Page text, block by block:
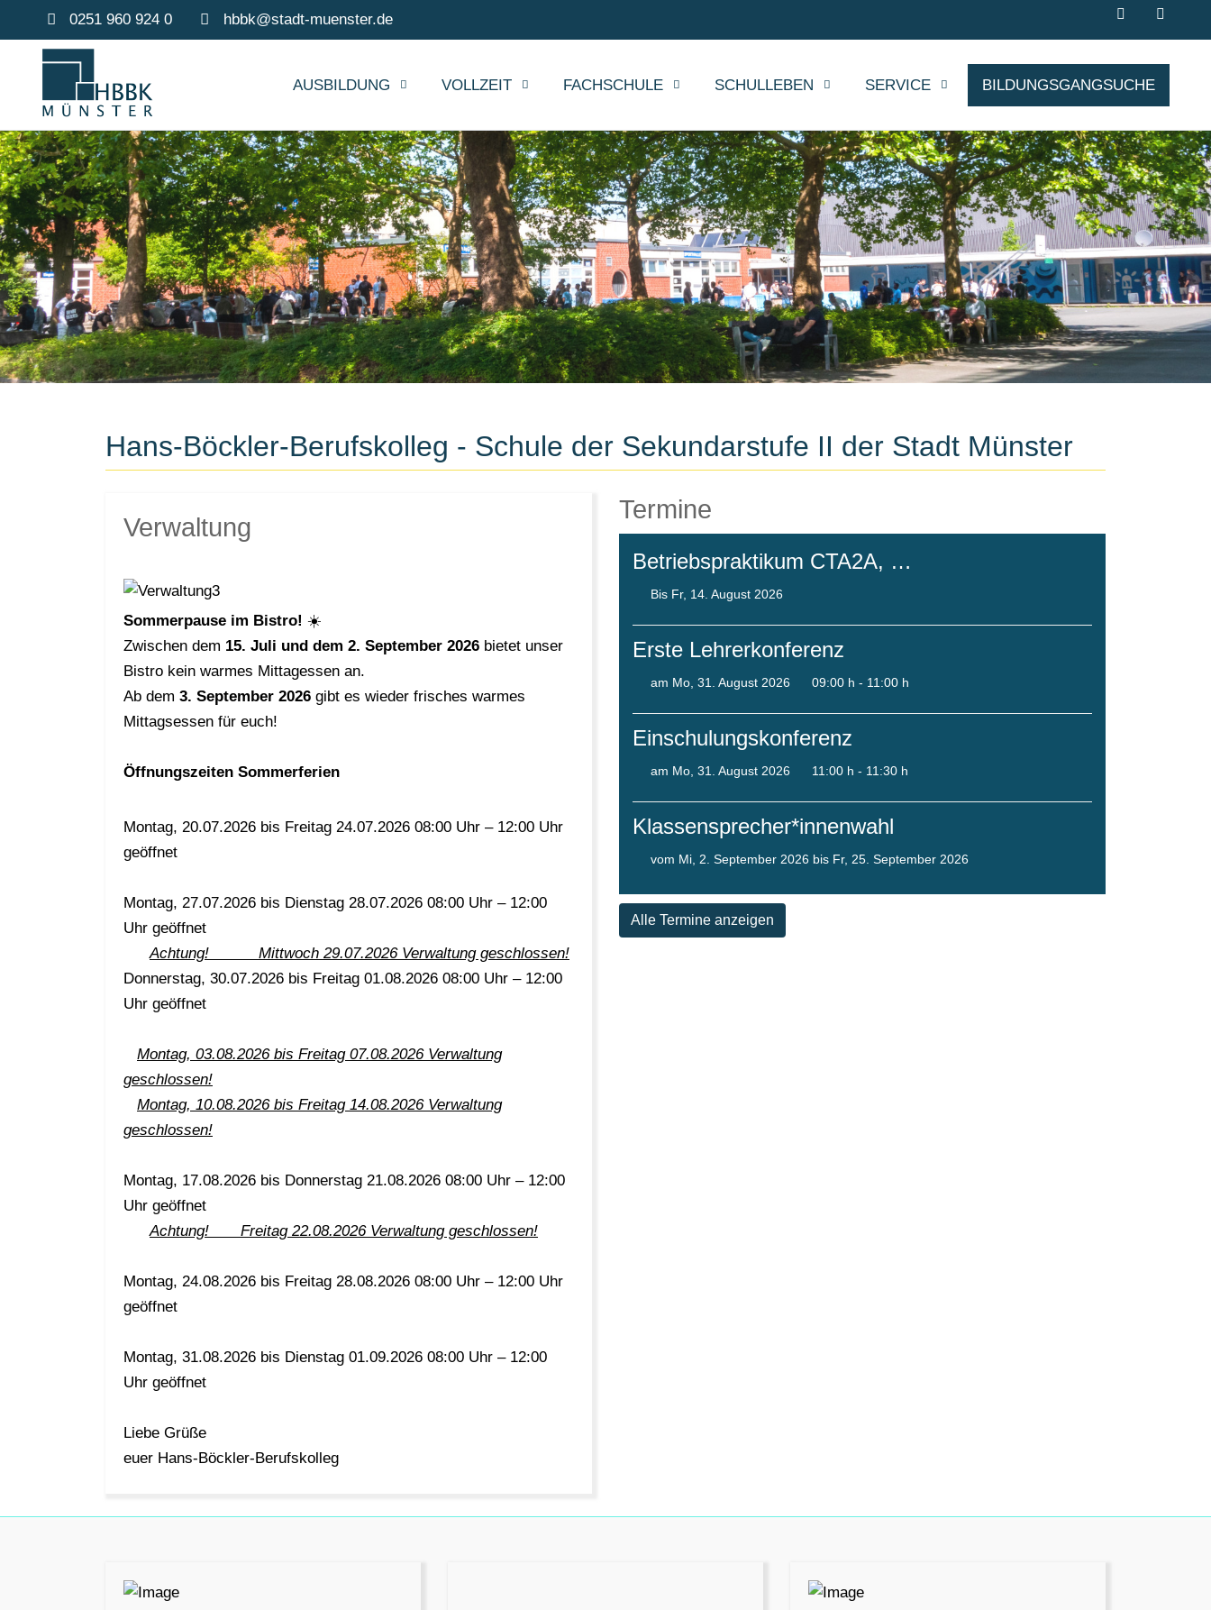
0251 960 924 0 hbbk@stadt-muenster.de
AUSBILDUNG VOLLZEIT FACHSCHULE SCHULLEBEN SERVICE BILDUNGSGANGSUCHE
Hans-Böckler-Berufskolleg - Schule der Sekundarstufe II der Stadt Münster
Verwaltung
Sommerpause im Bistro! ☀️
Zwischen dem 15. Juli und dem 2. September 2026 bietet unser
Bistro kein warmes Mittagessen an.
Ab dem 3. September 2026 gibt es wieder frisches warmes
Mittagsessen für euch!
Öffnungszeiten Sommerferien
Montag, 20.07.2026 bis Freitag 24.07.2026 08:00 Uhr – 12:00 Uhr
geöffnet
Montag, 27.07.2026 bis Dienstag 28.07.2026 08:00 Uhr – 12:00
Uhr geöffnet
Achtung! Mittwoch 29.07.2026 Verwaltung geschlossen!
Donnerstag, 30.07.2026 bis Freitag 01.08.2026 08:00 Uhr – 12:00
Uhr geöffnet
Montag, 03.08.2026 bis Freitag 07.08.2026 Verwaltung
geschlossen!
Montag, 10.08.2026 bis Freitag 14.08.2026 Verwaltung
geschlossen!
Montag, 17.08.2026 bis Donnerstag 21.08.2026 08:00 Uhr – 12:00
Uhr geöffnet
Achtung! Freitag 22.08.2026 Verwaltung geschlossen!
Montag, 24.08.2026 bis Freitag 28.08.2026 08:00 Uhr – 12:00 Uhr
geöffnet
Montag, 31.08.2026 bis Dienstag 01.09.2026 08:00 Uhr – 12:00
Uhr geöffnet
Liebe Grüße
euer Hans-Böckler-Berufskolleg
Termine
Betriebspraktikum CTA2A, …
Bis Fr, 14. August 2026
Erste Lehrerkonferenz
am Mo, 31. August 2026 09:00 h - 11:00 h
Einschulungskonferenz
am Mo, 31. August 2026 11:00 h - 11:30 h
Klassensprecher*innenwahl
vom Mi, 2. September 2026 bis Fr, 25. September 2026
Alle Termine anzeigen